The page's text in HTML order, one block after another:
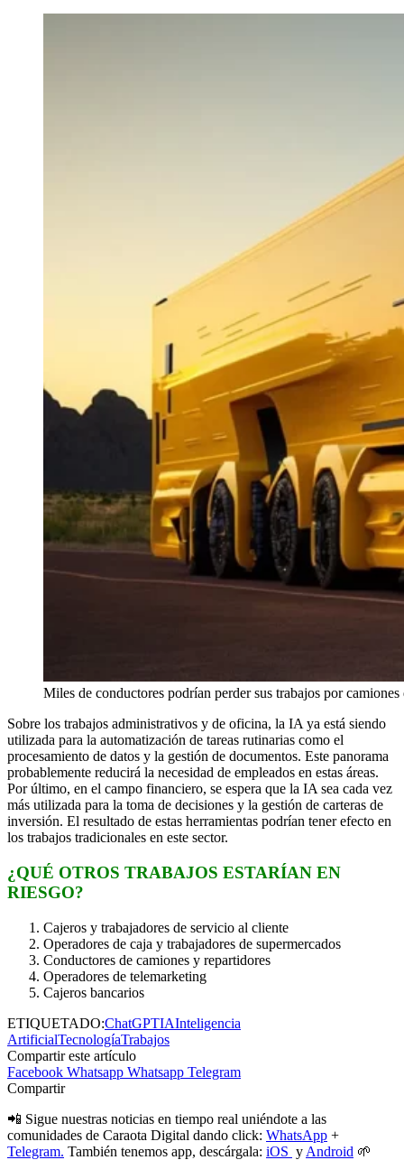
Miles de conductores podrían perder sus trabajos por camiones
Sobre los trabajos administrativos y de oficina, la IA ya está siendo
utilizada para la automatización de tareas rutinarias como el
procesamiento de datos y la gestión de documentos. Este panorama
probablemente reducirá la necesidad de empleados en estas áreas.
Por último, en el campo financiero, se espera que la IA sea cada vez
más utilizada para la toma de decisiones y la gestión de carteras de
inversión. El resultado de estas herramientas podrían tener efecto en
los trabajos tradicionales en este sector.
¿QUÉ OTROS TRABAJOS ESTARÍAN EN
RIESGO?
Cajeros y trabajadores de servicio al cliente
Operadores de caja y trabajadores de supermercados
Conductores de camiones y repartidores
Operadores de telemarketing
Cajeros bancarios
ETIQUETADO:ChatGPTIAInteligencia
ArtificialTecnologíaTrabajos
Compartir este artículo
Facebook Whatsapp Whatsapp Telegram
Compartir
📲 Sigue nuestras noticias en tiempo real uniéndote a las
comunidades de Caraota Digital dando click: WhatsApp +
Telegram. También tenemos app, descárgala: iOS y Android 🌱